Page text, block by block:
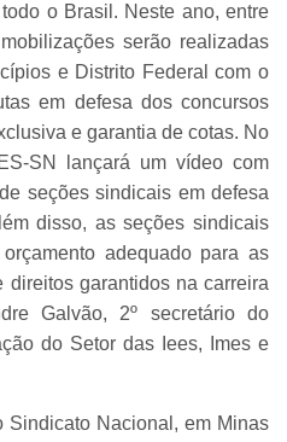
o Brasil. Neste ano, entre
serão realizadas
e Distrito Federal com o
em defesa dos concursos
e garantia de cotas. No
SN lançará um vídeo com
seções sindicais em defesa
disso, as seções sindicais
adequado para as
direitos garantidos na carreira
Galvão, 2º secretário do
do Setor das Iees, Imes e
Sindicato Nacional, em Minas